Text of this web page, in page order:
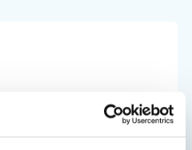
én beveiligde
Alleen jij hebt er,